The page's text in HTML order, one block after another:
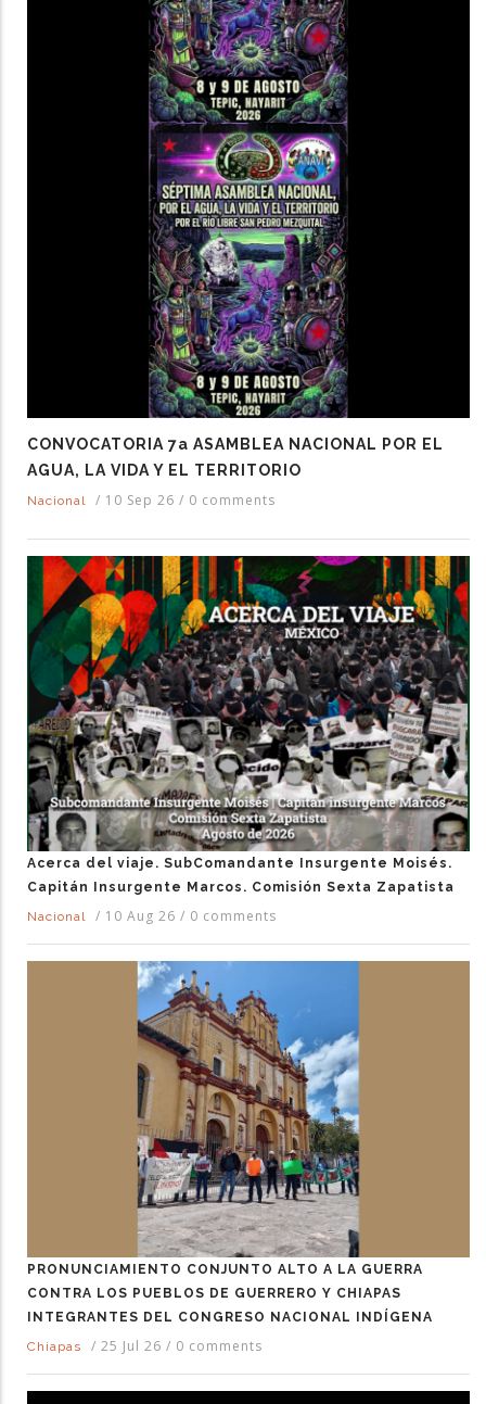
CONVOCATORIA 7a ASAMBLEA NACIONAL POR EL
AGUA, LA VIDA Y EL TERRITORIO
Nacional / 10 Sep 26 / 0 comments
Acerca del viaje. SubComandante Insurgente Moisés.
Capitán Insurgente Marcos. Comisión Sexta Zapatista
Nacional
/ 10 Aug 26 / 0 comments
PRONUNCIAMIENTO CONJUNTO ALTO A LA GUERRA
CONTRA LOS PUEBLOS DE GUERRERO Y CHIAPAS
INTEGRANTES DEL CONGRESO NACIONAL INDÍGENA
Chiapas
/ 25 Jul 26 / 0 comments